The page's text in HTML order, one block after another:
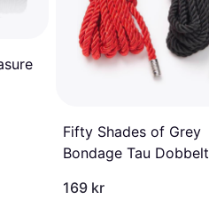
Fifty Shades of Grey
Bondage Tau Dobbelt
169 kr